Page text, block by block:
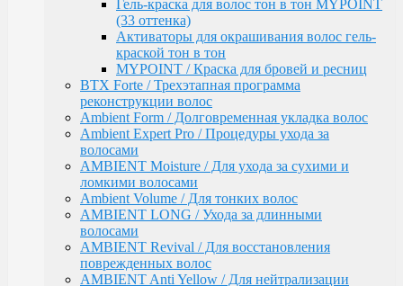
восстановления волос
AMBIENT Colorfix / Для окрашенных волос
AMBIENT SERVICE / Технический ассортимент
для работы в салоне
MYBLOND / Средства ухода для светлых волос
MYCARE REPAIR / Для поврежденных волос
MYCARE MOISTURE / Для сухих и вьющихся
волос
MYCARE VOLUME / Для тонких волос
MYPOINT COLOR CARE / Для светлых волос
Mycare COLOR / Для окрашенных волос
MYWAVES / Перманентная завивка для волос
MYPOINT SERVICE / Технический ассортимент
для работы в салоне
MYTREAT / Трихологическая серия
MAN.CODE / Мужская серия
STYLE.UP / Средства для стайлинга
Гель-краска для волос тон в тон MYPOINT
(33 оттенка)
Активаторы для окрашивания волос гель-
краской тон в тон
MYPOINT / Краска для бровей и ресниц
BTX Forte / Трехэтапная программа
реконструкции волос
Ambient Form / Долговременная укладка волос
Ambient Expert Pro / Процедуры ухода за
волосами
AMBIENT Moisture / Для ухода за сухими и
ломкими волосами
Ambient Volume / Для тонких волос
AMBIENT LONG / Ухода за длинными
волосами
AMBIENT Revival / Для восстановления
поврежденных волос
AMBIENT Anti Yellow / Для нейтрализации